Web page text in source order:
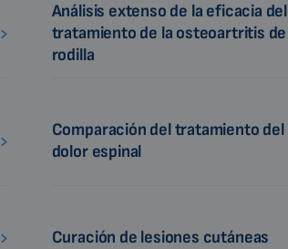
Análisis extenso de la eficacia del
tratamiento de la osteoartritis de
rodilla
Comparación del tratamiento del
dolor espinal
Curación de lesiones cutáneas